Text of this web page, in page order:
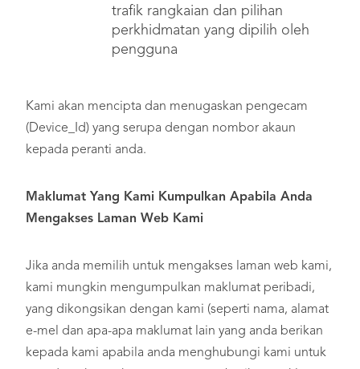
trafik rangkaian dan pilihan
perkhidmatan yang dipilih oleh
pengguna
Kami akan mencipta dan menugaskan pengecam
(Device_Id) yang serupa dengan nombor akaun
kepada peranti anda.
Maklumat Yang Kami Kumpulkan Apabila Anda
Mengakses Laman Web Kami
Jika anda memilih untuk mengakses laman web kami,
kami mungkin mengumpulkan maklumat peribadi,
yang dikongsikan dengan kami (seperti nama, alamat
e-mel dan apa-apa maklumat lain yang anda berikan
kepada kami apabila anda menghubungi kami untuk